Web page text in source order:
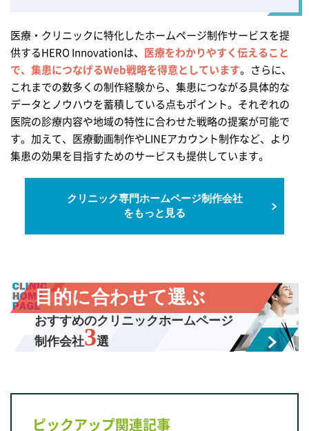
医療・クリニックに特化したホームページ制作サービスを提
供するHERO Innovationは、 医療をわかりやすく伝えること
で、集患につなげるWeb戦略を得意としています。さらに、
これまでの数多くの制作経験から、集患につながる具体的な
データとノウハウを蓄積している点もポイント。それぞれの
医院の診療内容や地域の特性に合わせた戦略の提案が可能で
す。加えて、医療動画制作やLINEアカウント制作など、より
集患の効果を目指すためのサービスも提供しています。
クリニック専門ホームページ制作会社
をもっと見る
目的に合わせて選ぶ
おすすめのクリニックホームページ
制作会社3選
ピックアップ関連記事